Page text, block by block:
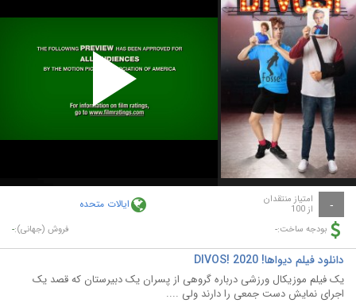
Play
Video
- امتیاز منتقدان
از 100 ایالات متحده
بودجه ساخت:- فروش (جهانی):-
دانلود فیلم دیواها! DIVOS! 2020
یک فیلم موزیکال ورزشی درباره گروهی از پسران یک دبیرستان که قصد یک
اجرای نمایش دست جمعی را دارند ولی ....